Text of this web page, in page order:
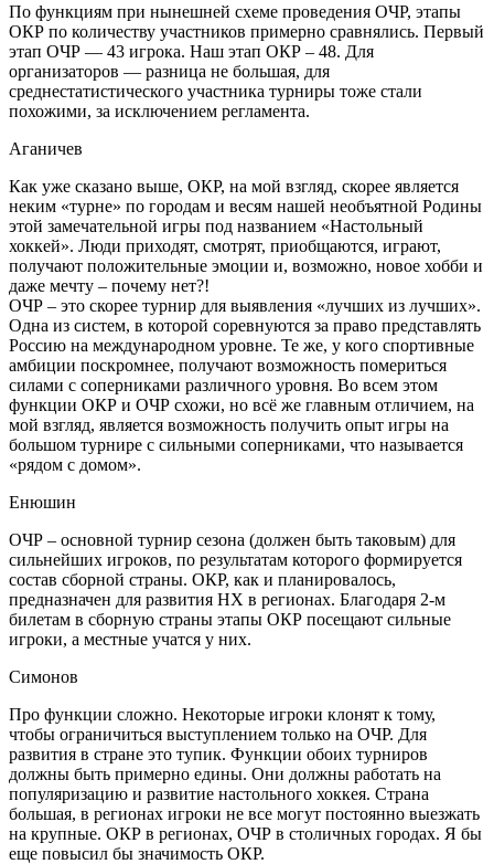
По функциям при нынешней схеме проведения ОЧР, этапы
ОКР по количеству участников примерно сравнялись. Первый
этап ОЧР — 43 игрока. Наш этап ОКР – 48. Для
организаторов — разница не большая, для
среднестатистического участника турниры тоже стали
похожими, за исключением регламента.
Аганичев
Как уже сказано выше, ОКР, на мой взгляд, скорее является
неким «турне» по городам и весям нашей необъятной Родины
этой замечательной игры под названием «Настольный
хоккей». Люди приходят, смотрят, приобщаются, играют,
получают положительные эмоции и, возможно, новое хобби и
даже мечту – почему нет?!
ОЧР – это скорее турнир для выявления «лучших из лучших».
Одна из систем, в которой соревнуются за право представлять
Россию на международном уровне. Те же, у кого спортивные
амбиции поскромнее, получают возможность помериться
силами с соперниками различного уровня. Во всем этом
функции ОКР и ОЧР схожи, но всё же главным отличием, на
мой взгляд, является возможность получить опыт игры на
большом турнире с сильными соперниками, что называется
«рядом с домом».
Енюшин
ОЧР – основной турнир сезона (должен быть таковым) для
сильнейших игроков, по результатам которого формируется
состав сборной страны. ОКР, как и планировалось,
предназначен для развития НХ в регионах. Благодаря 2-м
билетам в сборную страны этапы ОКР посещают сильные
игроки, а местные учатся у них.
Симонов
Про функции сложно. Некоторые игроки клонят к тому,
чтобы ограничиться выступлением только на ОЧР. Для
развития в стране это тупик. Функции обоих турниров
должны быть примерно едины. Они должны работать на
популяризацию и развитие настольного хоккея. Страна
большая, в регионах игроки не все могут постоянно выезжать
на крупные. ОКР в регионах, ОЧР в столичных городах. Я бы
еще повысил бы значимость ОКР.